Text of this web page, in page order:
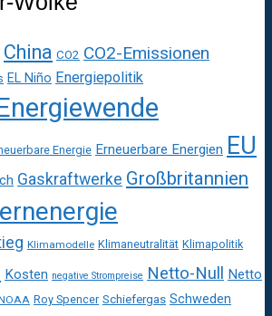
China CO2 CO2-Emissionen
EL Niño Energiepolitik
Energie Erneuerbare Energien EU
Gaskraftwerke Großbritannien
Klimamodelle Klimaneutralität Klimapolitik
Kosten negative Strompreise Netto-Null
Netto
Roy Spencer Schiefergas Schweden